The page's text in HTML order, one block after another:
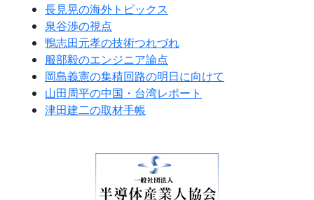
長見晃の海外トピックス
泉谷渉の視点
鴨志田元孝の技術つれづれ
服部毅のエンジニア論点
岡島義憲の集積回路の明日に向けて
山田周平の中国・台湾レポート
津田建二の取材手帳